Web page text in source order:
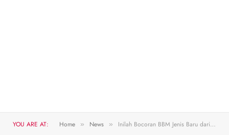
YOU ARE AT: Home » News » Inilah Bocoran BBM Jenis Baru dari Pertamina yang Akan Dirilis pada 17 Agustus 2024